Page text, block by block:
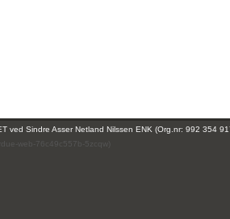
ved Sindre Asser Netland Nilssen ENK (Org.nr: 992 354
web-76c49c557b-5zcqw)